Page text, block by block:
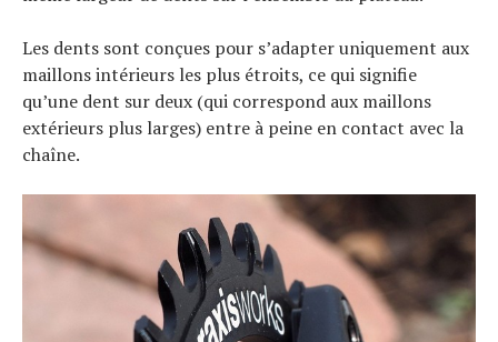
Les dents sont conçues pour s’adapter uniquement aux
maillons intérieurs les plus étroits, ce qui signifie
qu’une dent sur deux (qui correspond aux maillons
extérieurs plus larges) entre à peine en contact avec la
chaîne.
Actualités